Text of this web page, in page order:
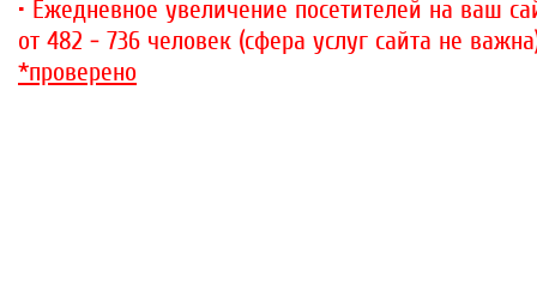
• Ежедневное увеличение посетителей на ваш
от 482 - 736 человек (сфера услуг сайта не
*проверено